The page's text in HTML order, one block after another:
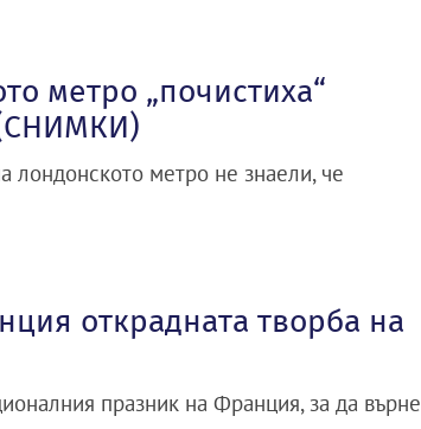
метро „почистиха“
лондонското метро не знаели, че
открадната творба на
празник на Франция, за да върне